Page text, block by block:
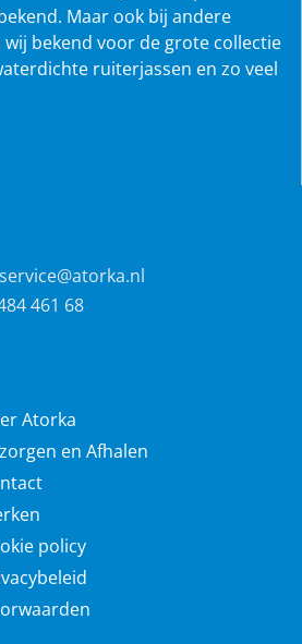
Atorka
en Afhalen
policy
Maar ook bij andere
bekend voor de grote collectie
ruiterjassen en zo veel
461 68